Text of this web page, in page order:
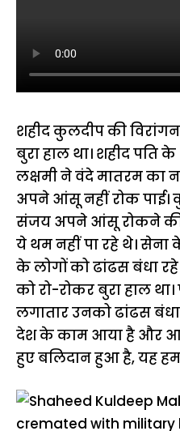
शहीद कुलदीप की
बुरा हाल था। शहीद पति
लक्षमी ने वंदे मातरम का
अपने आंसू नहीं रोक
संजय अपने आंसू रोकने
ये थम नहीं पा रहे थे।
के लोगों को ढांढस बंधा
को रो-रोकर बुरा हाल
लगातार उनको ढांढस
देश के काम आया है और
हुए बलिदान हुआ है, यह